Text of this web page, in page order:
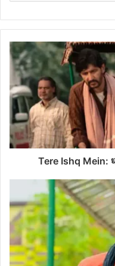
Tere Ishq Mein: